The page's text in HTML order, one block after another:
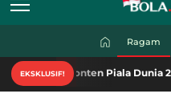
Ragam
EKSKLUSIF!
Piala Dunia 2026 racikan